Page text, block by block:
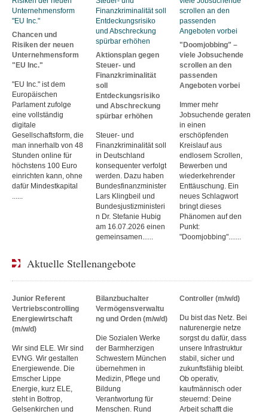
Chancen und
Risiken der neuen
Unternehmensform
"EU Inc."
"EU Inc." ist dem
Europäischen
Parlament zufolge
eine vollständig
digitale
Gesellschaftsform, die
man innerhalb von 48
Stunden online für
höchstens 100 Euro
einrichten kann, ohne
dafür Mindestkapital
Aktionsplan gegen
Steuer- und
Finanzkriminalität
soll
Entdeckungsrisiko
und Abschreckung
spürbar erhöhen
Steuer- und
Finanzkriminalität soll
in Deutschland
konsequenter verfolgt
werden. Dazu haben
Bundesfinanzminister
Lars Klingbeil und
Bundesjustizministeri
n Dr. Stefanie Hubig
am 16.07.2026 einen
gemeinsamen......
"Doomjobbing" –
viele Jobsuchende
scrollen an den
passenden
Angeboten vorbei
Immer mehr
Jobsuchende geraten
in einen
erschöpfenden
Kreislauf aus
endlosem Scrollen,
Bewerben und
wiederkehrender
Enttäuschung. Ein
neues Schlagwort
bringt dieses
Phänomen auf den
Punkt:
"Doomjobbing".......
Aktuelle Stellenangebote
Junior Referent
Vertriebscontrolling
Energiewirtschaft
(m/w/d)
Wir sind ELE. Wir sind
EVNG. Wir gestalten
Energiewende. Die
Emscher Lippe
Energie, kurz ELE,
steht in Bottrop,
Gelsenkirchen und
Bilanzbuchalter
Vermögensverwaltu
ng und Orden (m/w/d)
Die Sozialen Werke
der Barmherzigen
Schwestern München
übernehmen in
Medizin, Pflege und
Bildung
Verantwortung für
Menschen. Rund
Controller (m/w/d)
Du bist das Netz. Bei
naturenergie netze
sorgst du dafür, dass
unsere Infrastruktur
stabil, sicher und
zukunftsfähig bleibt.
Ob operativ,
kaufmännisch oder
steuernd: Deine
Arbeit schafft die